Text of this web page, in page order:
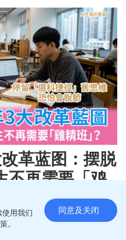
革蓝图：摆脱
不再需要「鸡
用我们
。
同意及关闭